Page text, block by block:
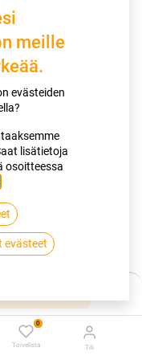
0
Toivelista Tili
R5 XL
TYRES
meille
evästeiden
lisätietoja
osoitteessa
evästeet